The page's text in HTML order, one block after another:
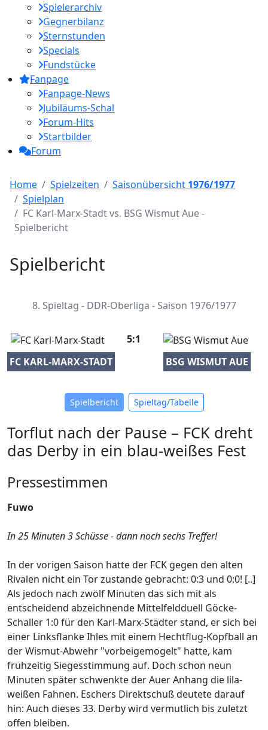
Spielerarchiv
Gegnerbilanz
Sternstunden
Specials
Fundstücke
Fanpage
Fanpage-News
Jubiläums-Schal
Forum-Hits
Startbilder
Forum
Home Spielzeiten Saisonübersicht 1976/1977
Spielplan
FC Karl-Marx-Stadt vs. BSG Wismut Aue -
Spielbericht
Spielbericht
8. Spieltag - DDR-Oberliga - Saison 1976/1977
FC KARL-MARX-STADT
5:1
BSG WISMUT AUE
Spielbericht Spieltag/Tabelle
Torflut nach der Pause – FCK dreht
das Derby in ein blau-weißes Fest
Pressestimmen
Fuwo
In 25 Minuten 3 Schüsse - dann noch sechs Treffer!
In der vorigen Saison hatte der FCK gegen den alten
Rivalen nicht ein Tor zustande gebracht: 0:3 und 0:0! [..]
Als jedoch nach zwölf Minuten das sich mit als
entscheidend abzeichnende Mittelfeldduell Göcke-
Schaller 1:0 für den Karl-Marx-Städter stand, er sich bei
einer Linksflanke Ihles mit einem Hechtflug-Kopfball an
der Wismut-Abwehr "vorbeigemogelt" hatte, kam
frühzeitig Siegesstimmung auf. Doch schon neun
Minuten später schwenkte der Auer Anhang die lila-
weißen Fahnen. Eschers Direktschuß deutete darauf
hin: Auch dieses 33. Derby wird vermutlich bis zuletzt
offen bleiben.